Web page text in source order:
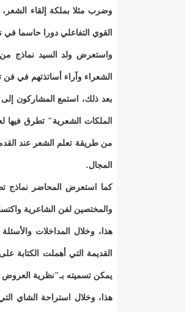
وضرب مثلا بملكة إلقاء الشعر،
القوي التفاعلي دورا حاسما
واستعرض ولد السيد نماذج
الشعراء وآراء أساتذتهم في فن
بعد ذلك، استمع المشاركون
الملكات الشعرية" تطرق فيها
من طريقة تعلم الشعر عند
المجال.
كما استعرض المحاضر نماذج
والمختصين لفن الشاعرية
هذا، وخلال المداخلات
القديمة التي أهملت الكتابة
يمكن تسميته بـ"نظرية
هذا، وخلال استراحة الشاي